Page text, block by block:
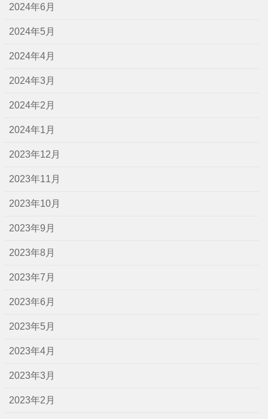
2024年6月
2024年5月
2024年4月
2024年3月
2024年2月
2024年1月
2023年12月
2023年11月
2023年10月
2023年9月
2023年8月
2023年7月
2023年6月
2023年5月
2023年4月
2023年3月
2023年2月